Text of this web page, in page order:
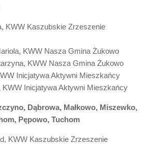
KWW Kaszubskie Zrzeszenie
KWW Nasza Gmina Żukowo
KWW Nasza Gmina Żukowo
Inicjatywa Aktywni Mieszkańcy
KWW Inicjatywa Aktywni Mieszkańcy
Dąbrowa, Małkowo, Miszewko,
Pępowo, Tuchom
KWW Kaszubskie Zrzeszenie